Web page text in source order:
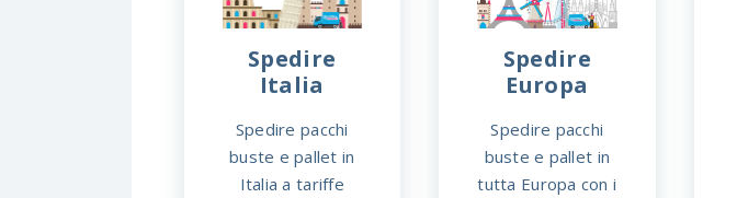
Spedire
Italia
Spedire pacchi
buste e pallet in
Italia a tariffe
Spedire
Europa
Spedire pacchi
buste e pallet in
tutta Europa con i